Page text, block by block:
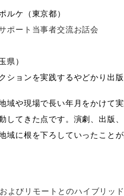
ルケ（東京都）
ポート当事者交流お話会
県）
ションを実践するやどかり出版
域や現場で長い年月をかけて
してきた点です。演劇、出版
域に根を下ろしていったことが
よびリモートとのハイブリッ